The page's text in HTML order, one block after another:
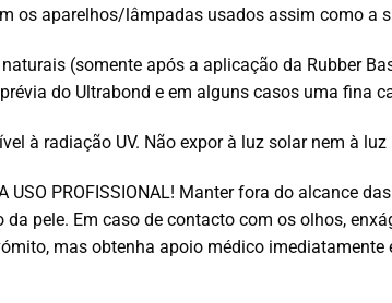
os aparelhos/lâmpadas usados assim como a
(somente após a aplicação da Rubber
do Ultrabond e em alguns casos uma fina
à radiação UV. Não expor à luz solar nem à luz
USO PROFISSIONAL! Manter fora do alcance
pele. Em caso de contacto com os olhos,
mas obtenha apoio médico